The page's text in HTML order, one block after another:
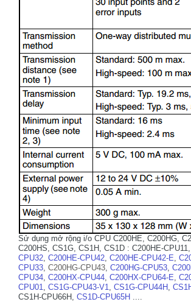
Sử dụng mở rộng i/o CPU C200HE, C200HG,
C200HS, CS1G, CS1H, CS1D : C200HE-CPU11,
CPU32, C200HE-CPU42, C200HE-CPU42-E,
CPU33, C200HG-CPU43, C200HG-CPU53,
CPU34, C200HX-CPU44, C200HX-CPU64-E,
CPU01, CS1G-CPU43-V1, CS1G-CPU44H ,
CS1H-CPU66H, CS1D-CPU65H ....